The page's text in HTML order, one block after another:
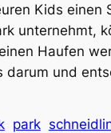
Kids einen
unternehmt,
Haufen
darum und
park